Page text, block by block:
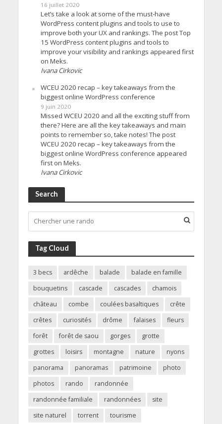
16 juillet 2020
Let’s take a look at some of the must-have
WordPress content plugins and tools to use to
improve both your UX and rankings. The post Top
15 WordPress content plugins and tools to
improve your visibility and rankings appeared first
on Meks.
Ivana Cirkovic
WCEU 2020 recap – key takeaways from the
biggest online WordPress conference
9 juin 2020
Missed WCEU 2020 and all the exciting stuff from
there? Here are all the key takeaways and main
points to remember so, take notes! The post
WCEU 2020 recap – key takeaways from the
biggest online WordPress conference appeared
first on Meks.
Ivana Cirkovic
Search
Tag Cloud
3 becs ardêche balade
balade en famille
bouquetins
cascade cascades
chamois
château
combe coulées basaltiques
crête
crêtes
curiosités drôme falaises
fleurs
forêt
forêt de saou gorges
grotte
grottes
loisirs montagne nature
nyons
panorama
panoramas patrimoine
photo
photos
rando
randonnée
randonnée familiale
randonnées
site
site naturel
torrent
tourisme